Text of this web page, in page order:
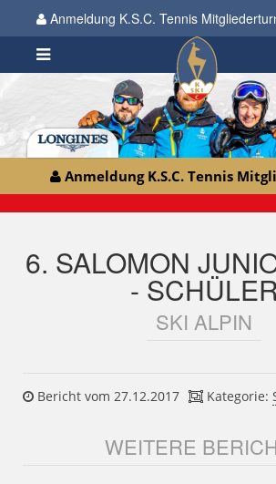
Anmeldung K.S.C. Tennis
Anmeldung K.S.C. Tennis
6. SALOMON
-
SKI ALPIN
Bericht vom 27.12.2017 Kategorie:
WEITERE